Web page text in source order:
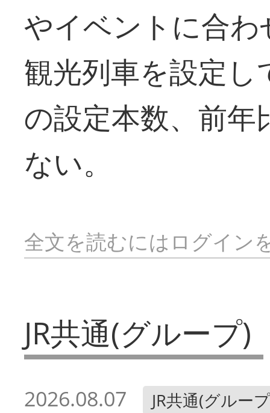
やイベントに合
観光列車を設定
の設定本数、前
ない。
全文を読むにはログイン
JR共通(グループ)
2026.08.07 JR共通(グルー